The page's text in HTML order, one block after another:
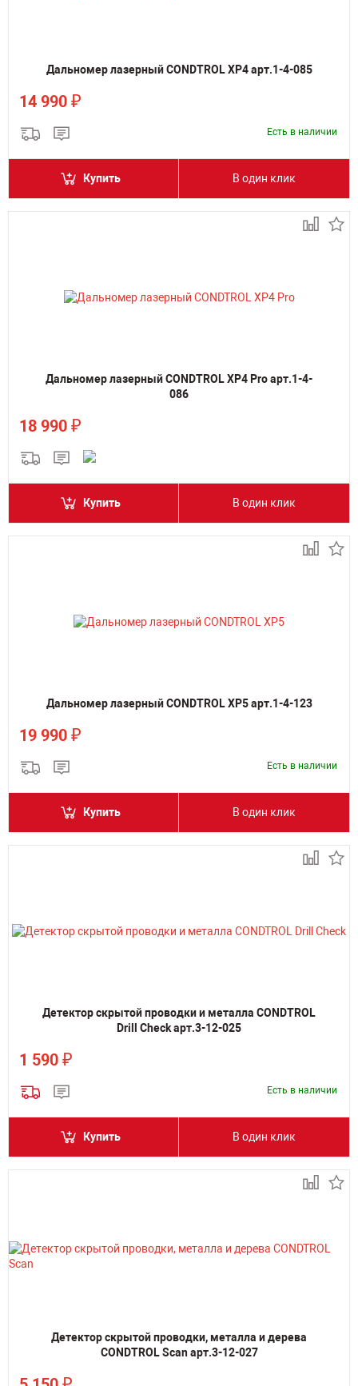
Дальномер лазерный CONDTROL XP4 арт.1-4-085
14 990 ₽
Есть в наличии
Купить В один клик
Дальномер лазерный CONDTROL XP4 Pro арт.1-4-
086
18 990 ₽
Купить В один клик
Дальномер лазерный CONDTROL XP5 арт.1-4-123
19 990 ₽
Есть в наличии
Купить В один клик
Детектор скрытой проводки и металла CONDTROL
Drill Check арт.3-12-025
1 590 ₽
Есть в наличии
Купить В один клик
Детектор скрытой проводки, металла и дерева
CONDTROL Scan арт.3-12-027